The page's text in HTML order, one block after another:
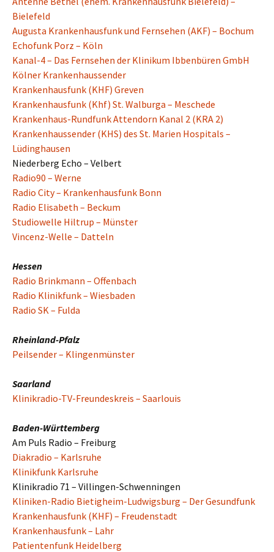
Bielefeld
Augusta Krankenhausfunk und Fernsehen (AKF) – Bochum
Echofunk Porz – Köln
Kanal-4 – Das Fernsehen der Klinikum Ibbenbüren GmbH
Kölner Krankenhaussender
Krankenhausfunk (KHF) Greven
Krankenhausfunk (Khf) St. Walburga – Meschede
Krankenhaus-Rundfunk Attendorn Kanal 2 (KRA 2)
Krankenhaussender (KHS) des St. Marien Hospitals –
Lüdinghausen
Niederberg Echo – Velbert
Radio90 – Werne
Radio City – Krankenhausfunk Bonn
Radio Elisabeth – Beckum
Studiowelle Hiltrup – Münster
Vincenz-Welle – Datteln
Hessen
Radio Brinkmann – Offenbach
Radio Klinikfunk – Wiesbaden
Radio SK – Fulda
Rheinland-Pfalz
Peilsender – Klingenmünster
Saarland
Klinikradio-TV-Freundeskreis – Saarlouis
Baden-Württemberg
Am Puls Radio – Freiburg
Diakradio – Karlsruhe
Klinikfunk Karlsruhe
Klinikradio 71 – Villingen-Schwenningen
Kliniken-Radio Bietigheim-Ludwigsburg – Der Gesundfunk
Krankenhausfunk (KHF) – Freudenstadt
Krankenhausfunk – Lahr
Patientenfunk Heidelberg